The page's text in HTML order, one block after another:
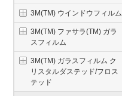
3M(TM) ウインドウフィルム
3M(TM) ファサラ(TM) ガラ
スフィルム
3M(TM) ガラスフィルム ク
リスタルダステッド/フロス
テッド